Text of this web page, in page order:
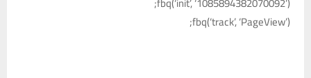
fbq(‘track’, ‘PageView’);